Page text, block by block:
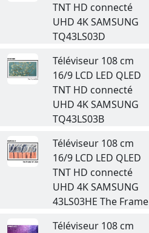
TNT HD connecté
UHD 4K SAMSUNG
TQ43LS03D
Téléviseur 108 cm
16/9 LCD LED QLED
TNT HD connecté
UHD 4K SAMSUNG
TQ43LS03B
Téléviseur 108 cm
16/9 LCD LED QLED
TNT HD connecté
UHD 4K SAMSUNG
43LS03HE The Frame
Téléviseur 108 cm